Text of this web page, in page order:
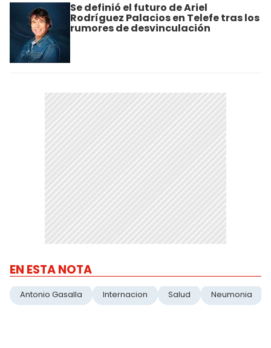
Se definió el futuro de Ariel
Rodríguez Palacios en Telefe tras los
rumores de desvinculación
EN ESTA NOTA
Antonio Gasalla Internacion Salud Neumonia